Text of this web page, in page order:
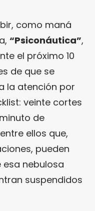
como maná
“Psiconáutica”,
el próximo 10
de que se
la atención por
veinte cortes
de
ellos que,
pueden
nebulosa
suspendidos